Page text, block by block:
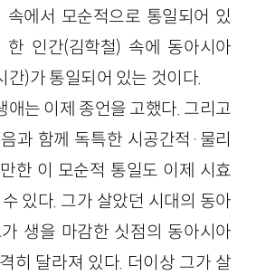
속에서 모순적으로 통일되어 있
한 인간(김학철) 속에 동아시아
간)가 통일되어 있는 것이다.
애는 이제 종언을 고했다. 그리고
과 함께 독특한 시공간적·물리
한 이 모순적 통일도 이제 시효
있다. 그가 살았던 시대의 동아
생을 마감한 싯점의 동아시아
히 달라져 있다. 더이상 그가 살